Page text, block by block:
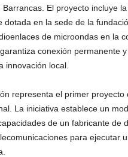
Barrancas. El proyecto incluye
dotada en la sede de la
de microondas en la
conexión permanente
innovación local.
representa el primer
La iniciativa establece un
de un fabricante de
para ejecutar